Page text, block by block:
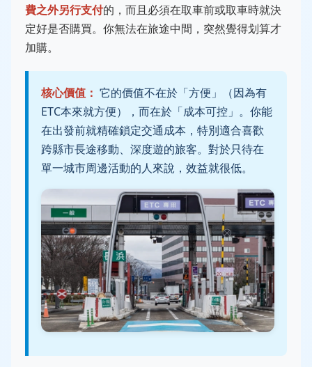
費之外另行支付的，而且必須在取車前或取車時就決
定好是否購買。你無法在旅途中間，突然覺得划算才
加購。
核心價值： 它的價值不在於「方便」（因為有
ETC本來就方便），而在於「成本可控」。你能
在出發前就精確鎖定交通成本，特別適合喜歡
跨縣市長途移動、深度遊的旅客。對於只待在
單一城市周邊活動的人來說，效益就很低。